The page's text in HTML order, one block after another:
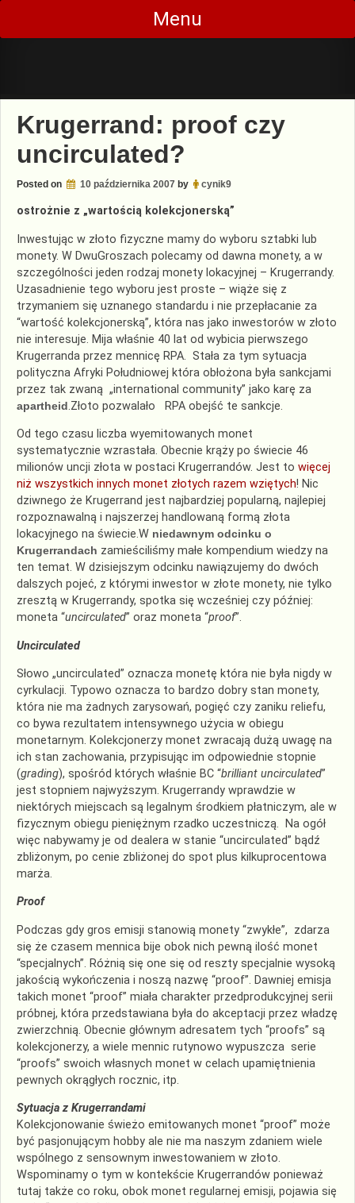
Skip
content
Menu
Krugerrand: proof czy
uncirculated?
Posted on 10 października 2007 by cynik9
ostrożnie z „wartością kolekcjonerską”
Inwestując w złoto fizyczne mamy do wyboru sztabki lub
monety. W DwuGroszach polecamy od dawna monety, a w
szczególności jeden rodzaj monety lokacyjnej – Krugerrandy.
Uzasadnienie tego wyboru jest proste – wiąże się z
trzymaniem się uznanego standardu i nie przepłacanie za
“wartość kolekcjonerską”, która nas jako inwestorów w złoto
nie interesuje. Mija właśnie 40 lat od wybicia pierwszego
Krugerranda przez mennicę RPA. Stała za tym sytuacja
polityczna Afryki Południowej która obłożona była sankcjami
przez tak zwaną „international community” jako karę za
apartheid.Złoto pozwalało RPA obejść te sankcje.
Od tego czasu liczba wyemitowanych monet
systematycznie wzrastała. Obecnie krąży po świecie 46
milionów uncji złota w postaci Krugerrandów. Jest to więcej
niż wszystkich innych monet złotych razem wziętych! Nic
dziwnego że Krugerrand jest najbardziej popularną, najlepiej
rozpoznawalną i najszerzej handlowaną formą złota
lokacyjnego na świecie.W niedawnym odcinku o
Krugerrandach zamieściliśmy małe kompendium wiedzy na
ten temat. W dzisiejszym odcinku nawiązujemy do dwóch
dalszych pojeć, z którymi inwestor w złote monety, nie tylko
zresztą w Krugerrandy, spotka się wcześniej czy później:
moneta “uncirculated” oraz moneta “proof”.
Uncirculated
Słowo „uncirculated” oznacza monetę która nie była nigdy w
cyrkulacji. Typowo oznacza to bardzo dobry stan monety,
która nie ma żadnych zarysowań, pogięć czy zaniku reliefu,
co bywa rezultatem intensywnego użycia w obiegu
monetarnym. Kolekcjonerzy monet zwracają dużą uwagę na
ich stan zachowania, przypisując im odpowiednie stopnie
(grading), spośród których właśnie BC “brilliant uncirculated”
jest stopniem najwyższym. Krugerrandy wprawdzie w
niektórych miejscach są legalnym środkiem płatniczym, ale w
fizycznym obiegu pieniężnym rzadko uczestniczą. Na ogół
więc nabywamy je od dealera w stanie “uncirculated” bądź
zbliżonym, po cenie zbliżonej do spot plus kilkuprocentowa
marża.
Proof
Podczas gdy gros emisji stanowią monety “zwykłe”, zdarza
się że czasem mennica bije obok nich pewną ilość monet
“specjalnych”. Różnią się one się od reszty specjalnie wysoką
jakością wykończenia i noszą nazwę “proof”. Dawniej emisja
takich monet “proof” miała charakter przedprodukcyjnej serii
próbnej, która przedstawiana była do akceptacji przez władzę
zwierzchnią. Obecnie głównym adresatem tych “proofs” są
kolekcjonerzy, a wiele mennic rutynowo wypuszcza serie
“proofs” swoich własnych monet w celach upamiętnienia
pewnych okrągłych rocznic, itp.
Sytuacja z Krugerrandami
Kolekcjonowanie świeżo emitowanych monet “proof” może
być pasjonującym hobby ale nie ma naszym zdaniem wiele
wspólnego z sensownym inwestowaniem w złoto.
Wspominamy o tym w kontekście Krugerrandów ponieważ
tutaj także co roku, obok monet regularnej emisji, pojawia się